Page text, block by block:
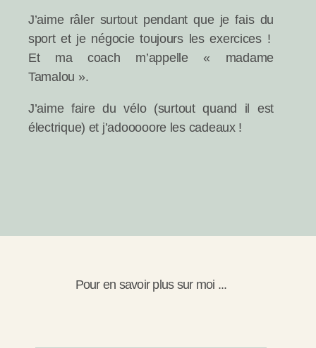
J’aime râler surtout pendant que je fais du
sport et je négocie toujours les exercices !
Et ma coach m’appelle « madame
Tamalou ».
J’aime faire du vélo (surtout quand il est
électrique) et j’adooooore les cadeaux !
Pour en savoir plus sur moi ...